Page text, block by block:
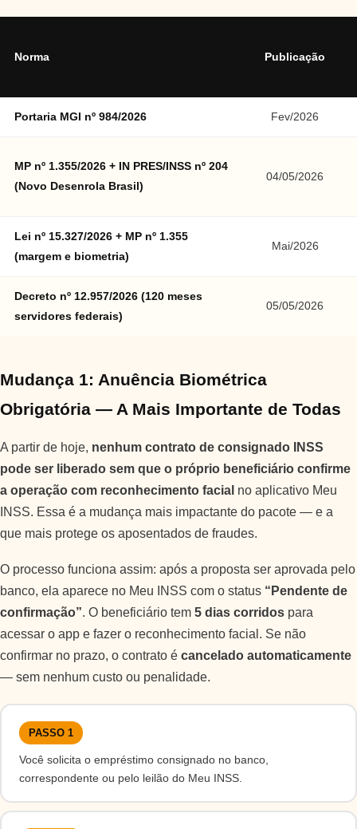
Norma Publicação
Portaria MGI nº 984/2026 Fev/2026
MP nº 1.355/2026 + IN PRES/INSS nº 204
(Novo Desenrola Brasil)
04/05/2026
Lei nº 15.327/2026 + MP nº 1.355
(margem e biometria)
Mai/2026
Decreto nº 12.957/2026 (120 meses
servidores federais)
05/05/2026
Mudança 1: Anuência Biométrica
Obrigatória — A Mais Importante de Todas
A partir de hoje, nenhum contrato de consignado INSS
pode ser liberado sem que o próprio beneficiário confirme
a operação com reconhecimento facial no aplicativo Meu
INSS. Essa é a mudança mais impactante do pacote — e a
que mais protege os aposentados de fraudes.
O processo funciona assim: após a proposta ser aprovada pelo
banco, ela aparece no Meu INSS com o status “Pendente de
confirmação”. O beneficiário tem 5 dias corridos para
acessar o app e fazer o reconhecimento facial. Se não
confirmar no prazo, o contrato é cancelado automaticamente
— sem nenhum custo ou penalidade.
PASSO 1
Você solicita o empréstimo consignado no banco,
correspondente ou pelo leilão do Meu INSS.